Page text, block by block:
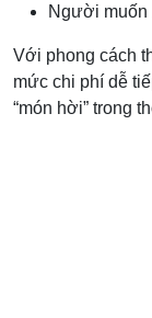
Người muốn
Với phong cách
mức chi phí dễ
“món hời” trong